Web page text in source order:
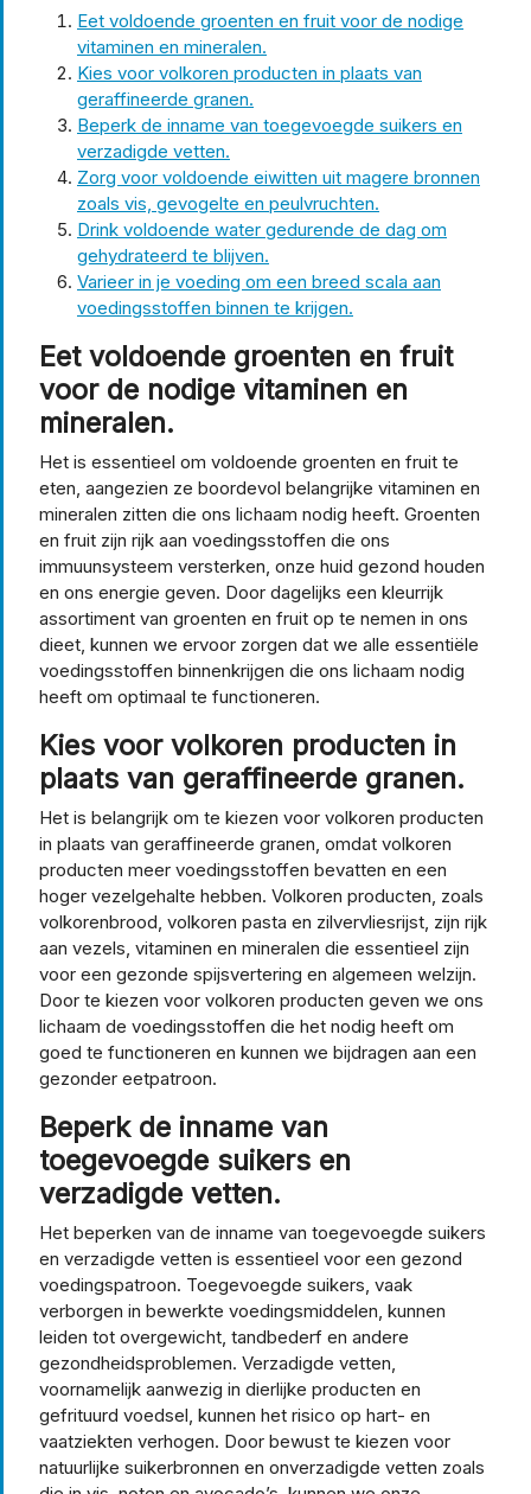
Eet voldoende groenten en fruit voor de nodige
vitaminen en mineralen.
Kies voor volkoren producten in plaats van
geraffineerde granen.
Beperk de inname van toegevoegde suikers en
verzadigde vetten.
Zorg voor voldoende eiwitten uit magere bronnen
zoals vis, gevogelte en peulvruchten.
Drink voldoende water gedurende de dag om
gehydrateerd te blijven.
Varieer in je voeding om een breed scala aan
voedingsstoffen binnen te krijgen.
Eet voldoende groenten en fruit
voor de nodige vitaminen en
mineralen.
Het is essentieel om voldoende groenten en fruit te
eten, aangezien ze boordevol belangrijke vitaminen en
mineralen zitten die ons lichaam nodig heeft. Groenten
en fruit zijn rijk aan voedingsstoffen die ons
immuunsysteem versterken, onze huid gezond houden
en ons energie geven. Door dagelijks een kleurrijk
assortiment van groenten en fruit op te nemen in ons
dieet, kunnen we ervoor zorgen dat we alle essentiële
voedingsstoffen binnenkrijgen die ons lichaam nodig
heeft om optimaal te functioneren.
Kies voor volkoren producten in
plaats van geraffineerde granen.
Het is belangrijk om te kiezen voor volkoren producten
in plaats van geraffineerde granen, omdat volkoren
producten meer voedingsstoffen bevatten en een
hoger vezelgehalte hebben. Volkoren producten, zoals
volkorenbrood, volkoren pasta en zilvervliesrijst, zijn rijk
aan vezels, vitaminen en mineralen die essentieel zijn
voor een gezonde spijsvertering en algemeen welzijn.
Door te kiezen voor volkoren producten geven we ons
lichaam de voedingsstoffen die het nodig heeft om
goed te functioneren en kunnen we bijdragen aan een
gezonder eetpatroon.
Beperk de inname van
toegevoegde suikers en
verzadigde vetten.
Het beperken van de inname van toegevoegde suikers
en verzadigde vetten is essentieel voor een gezond
voedingspatroon. Toegevoegde suikers, vaak
verborgen in bewerkte voedingsmiddelen, kunnen
leiden tot overgewicht, tandbederf en andere
gezondheidsproblemen. Verzadigde vetten,
voornamelijk aanwezig in dierlijke producten en
gefrituurd voedsel, kunnen het risico op hart- en
vaatziekten verhogen. Door bewust te kiezen voor
natuurlijke suikerbronnen en onverzadigde vetten zoals